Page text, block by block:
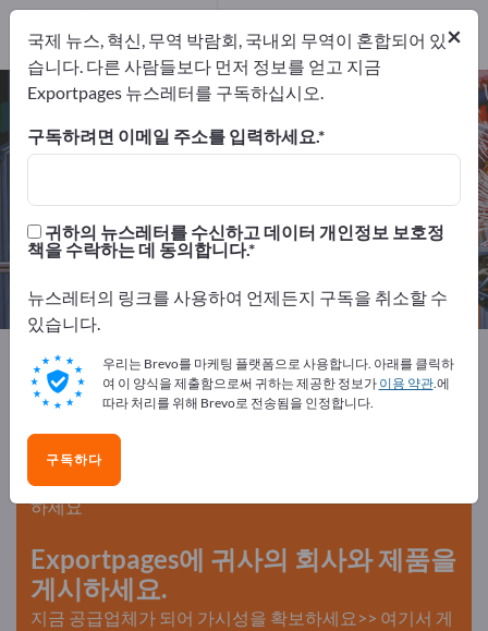
컨베이어 및 리프트 – 제조업체 및 공
급업체 찾기
유통업체
제조업체78
유통업체2
Exportpages 기계 및 장비 컨베이어 및 리프트
요!
수요 – 공급 – 중고품 – 비즈니스 연락처 >> 여기서 시작
하세요
Exportpages에 귀사의 회사와 제품을
게시하세요.
지금 공급업체가 되어 가시성을 확보하세요>> 여기서 게
×
국제 뉴스, 혁신, 무역 박람회, 국내외 무역이 혼합되어 있
습니다. 다른 사람들보다 먼저 정보를 얻고 지금
Exportpages 뉴스레터를 구독하십시오.
구독하려면 이메일 주소를 입력하세요.
귀하의 뉴스레터를 수신하고 데이터 개인정보 보호정
책을 수락하는 데 동의합니다.
뉴스레터의 링크를 사용하여 언제든지 구독을 취소할 수
있습니다.
우리는 Brevo를 마케팅 플랫폼으로 사용합니다. 아래를 클릭하
여 이 양식을 제출함으로써 귀하는 제공한 정보가 이용 약관.에
따라 처리를 위해 Brevo로 전송됨을 인정합니다.
구독하다